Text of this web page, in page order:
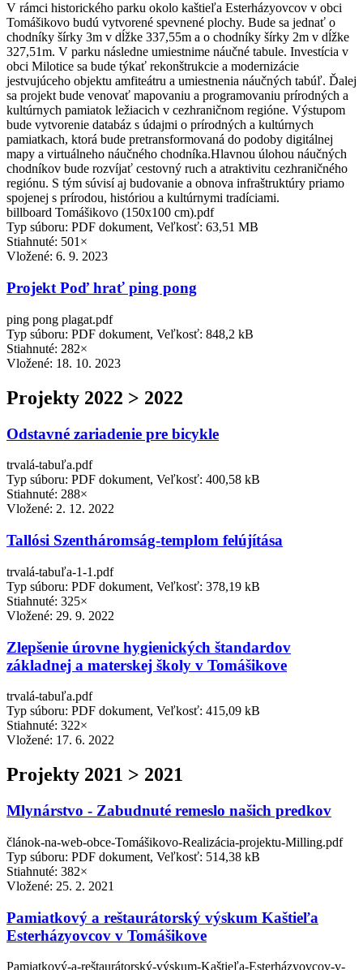
V rámci historického parku okolo kaštieľa Esterházyovcov v obci
Tomášikovo budú vytvorené spevnené plochy. Bude sa jednať o
chodníky šírky 3m v dĺžke 337,55m a o chodníky šírky 2m v dĺžke
327,51m. V parku následne umiestnime náučné tabule. Investícia v
obci Milotice sa bude týkať rekonštrukcie a modernizácie
jestvujúceho objektu amfiteátru a umiestnenia náučných tabúľ. Ďalej
sa projekt bude venovať mapovaniu a programovaniu prírodných a
kultúrnych pamiatok ležiacich v cezhraničnom regióne. Výstupom
bude vytvorenie databáz s údajmi o prírodných a kultúrnych
pamiatkach, ktorá bude pretransformovaná do podoby digitálnej
mapy a virtuálneho náučného chodníka.Hlavnou úlohou náučných
chodníkov bude rozvíjať cestovný ruch a atraktivitu cezhraničného
regiónu. S tým súvisí aj budovanie a obnova infraštruktúry priamo
spojenej s prírodou, históriou a kultúrnymi tradíciami.
billboard Tomášikovo (150x100 cm).pdf
Typ súboru: PDF dokument, Veľkosť: 63,51 MB
Stiahnuté: 501×
Vložené: 6. 9. 2023
Projekt Poď hrať ping pong
ping pong plagat.pdf
Typ súboru: PDF dokument, Veľkosť: 848,2 kB
Stiahnuté: 282×
Vložené: 18. 10. 2023
Projekty 2022 > 2022
Odstavné zariadenie pre bicykle
trvalá-tabuľa.pdf
Typ súboru: PDF dokument, Veľkosť: 400,58 kB
Stiahnuté: 288×
Vložené: 2. 12. 2022
Tallósi Szentháromság-templom felújítása
trvalá-tabuľa-1-1.pdf
Typ súboru: PDF dokument, Veľkosť: 378,19 kB
Stiahnuté: 325×
Vložené: 29. 9. 2022
Zlepšenie úrovne hygienických štandardov
základnej a materskej školy v Tomášikove
trvalá-tabuľa.pdf
Typ súboru: PDF dokument, Veľkosť: 415,09 kB
Stiahnuté: 322×
Vložené: 17. 6. 2022
Projekty 2021 > 2021
Mlynárstvo - Zabudnuté remeslo našich predkov
článok-na-web-obce-Tomášikovo-Realizácia-projektu-Milling.pdf
Typ súboru: PDF dokument, Veľkosť: 514,38 kB
Stiahnuté: 382×
Vložené: 25. 2. 2021
Pamiatkový a reštaurátorský výskum Kaštieľa
Esterházyovcov v Tomášikove
Pamiatkový-a-reštaurátorský-výskum-Kaštieľa-Esterházyovcov-v-